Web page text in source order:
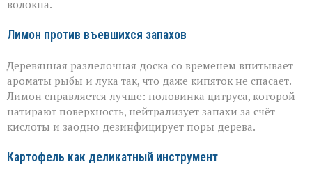
волокна.
Лимон против въевшихся запахов
Деревянная разделочная доска со временем впитывает
ароматы рыбы и лука так, что даже кипяток не спасает.
Лимон справляется лучше: половинка цитруса, которой
натирают поверхность, нейтрализует запахи за счёт
кислоты и заодно дезинфицирует поры дерева.
Картофель как деликатный инструмент